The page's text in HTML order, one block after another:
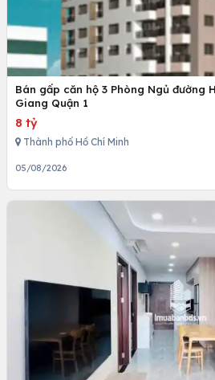
Bán gấp căn hộ 3 Phòng Ngủ đường
Giang Quận 1
8 tỷ
Thành phố Hồ Chí Minh
05/08/2026